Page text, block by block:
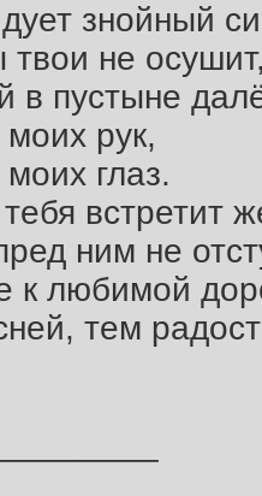
знойный
твои не
в пустыне
рук,
глаз.
встретит
ним не
к любимой
тем